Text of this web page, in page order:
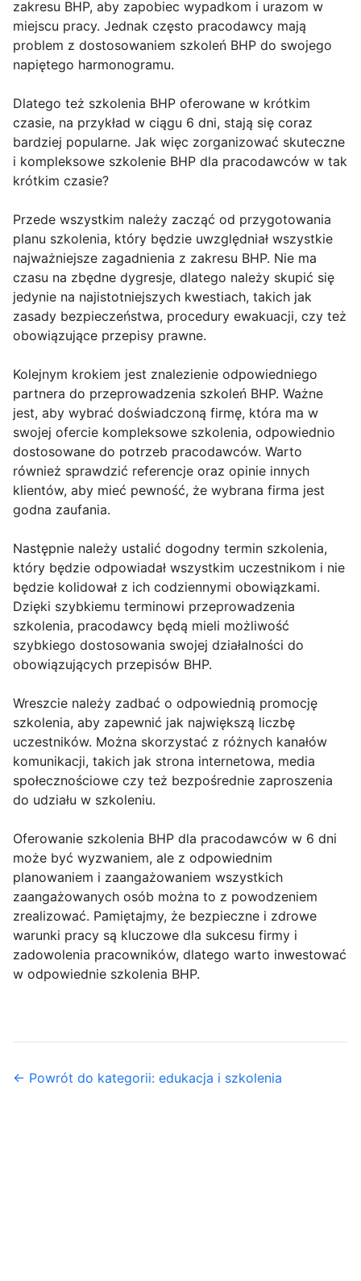
zakresu BHP, aby zapobiec wypadkom i urazom w
miejscu pracy. Jednak często pracodawcy mają
problem z dostosowaniem szkoleń BHP do swojego
napiętego harmonogramu.
Dlatego też szkolenia BHP oferowane w krótkim
czasie, na przykład w ciągu 6 dni, stają się coraz
bardziej popularne. Jak więc zorganizować skuteczne
i kompleksowe szkolenie BHP dla pracodawców w tak
krótkim czasie?
Przede wszystkim należy zacząć od przygotowania
planu szkolenia, który będzie uwzględniał wszystkie
najważniejsze zagadnienia z zakresu BHP. Nie ma
czasu na zbędne dygresje, dlatego należy skupić się
jedynie na najistotniejszych kwestiach, takich jak
zasady bezpieczeństwa, procedury ewakuacji, czy też
obowiązujące przepisy prawne.
Kolejnym krokiem jest znalezienie odpowiedniego
partnera do przeprowadzenia szkoleń BHP. Ważne
jest, aby wybrać doświadczoną firmę, która ma w
swojej ofercie kompleksowe szkolenia, odpowiednio
dostosowane do potrzeb pracodawców. Warto
również sprawdzić referencje oraz opinie innych
klientów, aby mieć pewność, że wybrana firma jest
godna zaufania.
Następnie należy ustalić dogodny termin szkolenia,
który będzie odpowiadał wszystkim uczestnikom i nie
będzie kolidował z ich codziennymi obowiązkami.
Dzięki szybkiemu terminowi przeprowadzenia
szkolenia, pracodawcy będą mieli możliwość
szybkiego dostosowania swojej działalności do
obowiązujących przepisów BHP.
Wreszcie należy zadbać o odpowiednią promocję
szkolenia, aby zapewnić jak największą liczbę
uczestników. Można skorzystać z różnych kanałów
komunikacji, takich jak strona internetowa, media
społecznościowe czy też bezpośrednie zaproszenia
do udziału w szkoleniu.
Oferowanie szkolenia BHP dla pracodawców w 6 dni
może być wyzwaniem, ale z odpowiednim
planowaniem i zaangażowaniem wszystkich
zaangażowanych osób można to z powodzeniem
zrealizować. Pamiętajmy, że bezpieczne i zdrowe
warunki pracy są kluczowe dla sukcesu firmy i
zadowolenia pracowników, dlatego warto inwestować
w odpowiednie szkolenia BHP.
← Powrót do kategorii: edukacja i szkolenia